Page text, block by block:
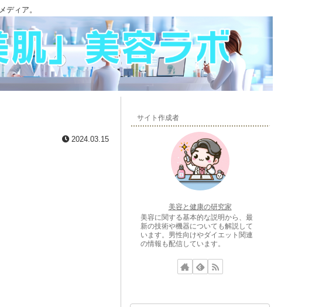
ディア。
2024.03.15
サイト作成者
美容と健康の研究家
美容に関する基本的な説明から、最
新の技術や機器についても解説して
います。男性向けやダイエット関連
の情報も配信しています。